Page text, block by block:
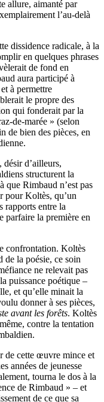
allure, aimanté par
l’au-delà
dissidence radicale, à la
en quelques phrases
de fond en
aura participé à
à permettre
le propre des
qui fonderait par la
de-marée » (selon
de bien des pièces, en
désir d’ailleurs,
structurent la
que Rimbaud n’est pas
pour Koltès, qu’un
rapports entre la
parfaire la première en
confrontation. Koltès
de la poésie, ce soin
ne relevait pas
puissance poétique –
et qu’elle minait la
donner à ses pièces,
avant les forêts. Koltès
contre la tentation
de cette œuvre mince et
années de jeunesse
tourna le dos à la
de Rimbaud » – et
de ce que sa